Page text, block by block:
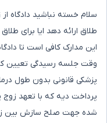
سلام خسته نباشید دادگاه
طلاق ارائه دهد ایا برای
این مدارک کافی است تا
پزشکی قانونی بدون طول
پرداخت دیه که با تعهد زوج
شده جهت صلح سازش بین